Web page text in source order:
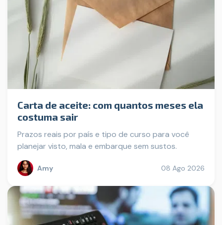
Carta de aceite: com quantos meses ela
costuma sair
Prazos reais por país e tipo de curso para você
planejar visto, mala e embarque sem sustos.
Amy 08 Ago 2026